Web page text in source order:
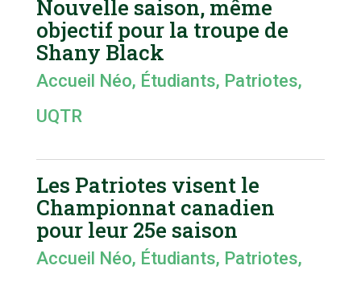
Nouvelle saison, même
objectif pour la troupe de
Shany Black
Accueil Néo, Étudiants, Patriotes,
UQTR
Les Patriotes visent le
Championnat canadien
pour leur 25e saison
Accueil Néo, Étudiants, Patriotes,